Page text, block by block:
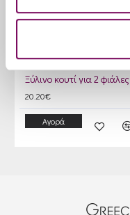
Ξύλινο κουτί για 2 φιάλες
20.20€
Αγορά